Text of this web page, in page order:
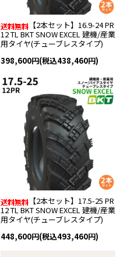
【2本セット】16.9-24 PR
12 TL BKT SNOW EXCEL 建機/産業
用タイヤ(チューブレスタイプ)
398,600円(税込438,460円)
【2本セット】17.5-25 PR
12 TL BKT SNOW EXCEL 建機/産業
用タイヤ(チューブレスタイプ)
448,600円(税込493,460円)